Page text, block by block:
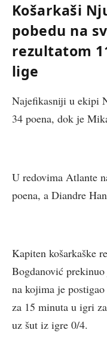
Košarkaši
pobedu na
rezultatom
lige
Najefikasniji u ekipi
34 poena, dok je
U redovima Atlante
poena, a Diandre
Kapiten košarkaške
Bogdanović
na kojima je
za 15 minuta u igri
uz šut iz igre 0/4.